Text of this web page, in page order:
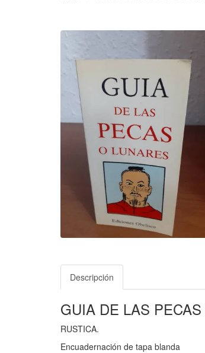
Descripción
GUIA DE LAS
RUSTICA.
Encuadernación de tapa blanda